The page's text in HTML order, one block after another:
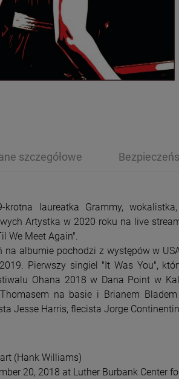
-15%
PRZECENA
szczegółowe
krotna laureatka Grammy,
Artystka w 2020 roku na live
We Meet Again".
na albumie pochodzi z występów w
Pierwszy singiel "It Was You",
Ohana 2018 w Dana Point w
na basie i Brianem
Jesse Harris, flecista Jorge
(Hank Williams)
20, 2018 at Luther Burbank Center